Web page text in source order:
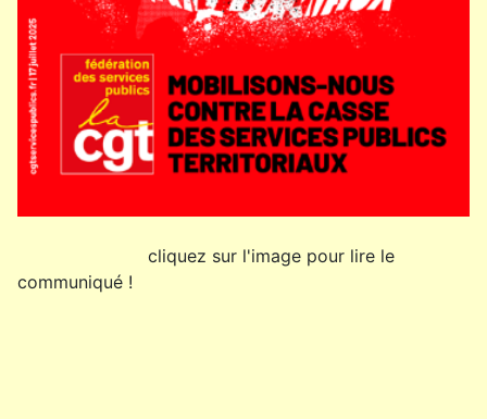
cliquez sur l'image pour lire le
communiqué !